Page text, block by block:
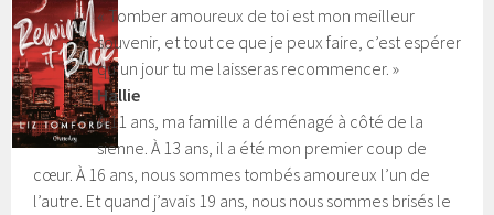
« Tomber amoureux de toi est mon meilleur
souvenir, et tout ce que je peux faire, c’est espérer
qu’un jour tu me laisseras recommencer. »
Hallie
À 11 ans, ma famille a déménagé à côté de la
sienne. À 13 ans, il a été mon premier coup de
cœur. À 16 ans, nous sommes tombés amoureux l’un de
l’autre. Et quand j’avais 19 ans, nous nous sommes brisés le